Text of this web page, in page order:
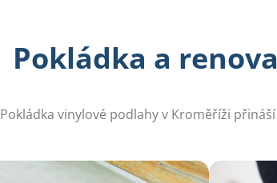
Pokládka a
Pokládka vinylové podlahy v Kroměříži